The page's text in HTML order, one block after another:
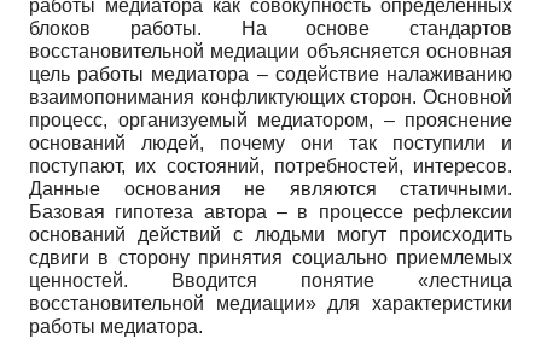
работы медиатора как совокупность определенных
блоков работы. На основе стандартов
восстановительной медиации объясняется основная
цель работы медиатора – содействие налаживанию
взаимопонимания конфликтующих сторон. Основной
процесс, организуемый медиатором, – прояснение
оснований людей, почему они так поступили и
поступают, их состояний, потребностей, интересов.
Данные основания не являются статичными.
Базовая гипотеза автора – в процессе рефлексии
оснований действий с людьми могут происходить
сдвиги в сторону принятия социально приемлемых
ценностей. Вводится понятие «лестница
восстановительной медиации» для характеристики
работы медиатора.